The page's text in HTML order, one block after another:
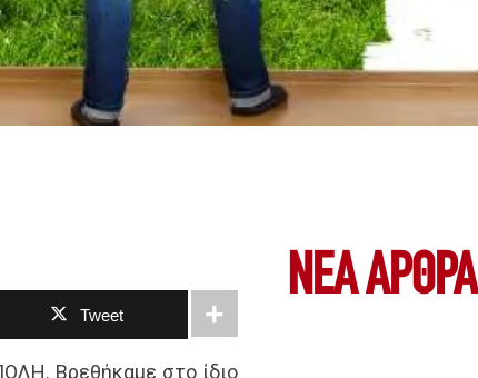
Tweet
Βρεθήκαμε στο ίδιο
ΝΕΑ ΆΡΘΡΑ